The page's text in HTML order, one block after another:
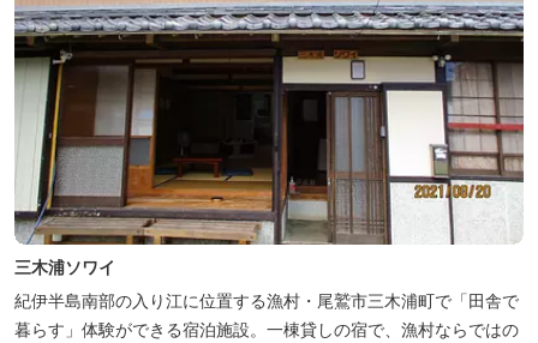
三木浦ソワイ
紀伊半島南部の入り江に位置する漁村・尾鷲市三木浦町で「田舎で
暮らす」体験ができる宿泊施設。一棟貸しの宿で、漁村ならではの